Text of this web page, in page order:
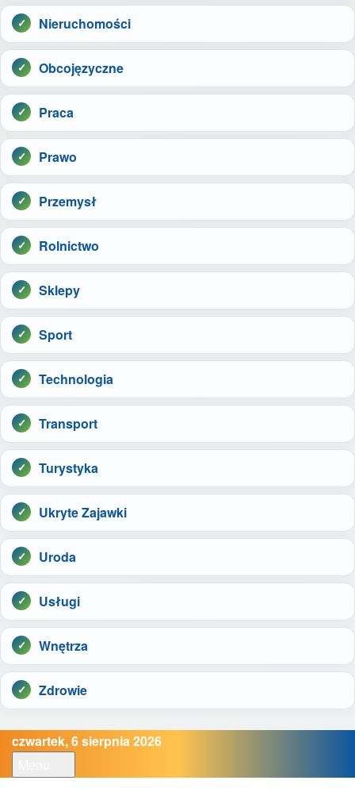
Nieruchomości
Obcojęzyczne
Praca
Prawo
Przemysł
Rolnictwo
Sklepy
Sport
Technologia
Transport
Turystyka
Ukryte Zajawki
Uroda
Usługi
Wnętrza
Zdrowie
czwartek, 6 sierpnia 2026